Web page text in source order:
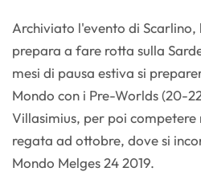
Archiviato l'evento di Scarlino,
prepara a fare rotta sulla
mesi di pausa estiva si
Mondo con i Pre-Worlds (20-
Villasimius, per poi competere
regata ad ottobre, dove si
Mondo Melges 24 2019.